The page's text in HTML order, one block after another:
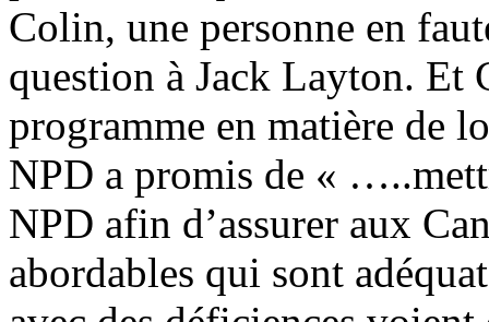
Colin, une personne en
question à Jack Layton. Et
programme en matière de
NPD a promis de «
NPD afin d’assurer aux
abordables qui sont